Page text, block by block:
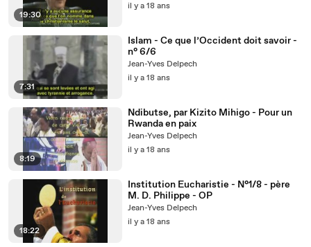
19:30
il y a 18 ans
7:31
Islam - Ce que l’Occident doit savoir -
n° 6/6
Jean-Yves Delpech
il y a 18 ans
8:19
Ndibutse, par Kizito Mihigo - Pour un
Rwanda en paix
Jean-Yves Delpech
il y a 18 ans
18:22
Institution Eucharistie - N°1/8 - père
M. D. Philippe - OP
Jean-Yves Delpech
il y a 18 ans